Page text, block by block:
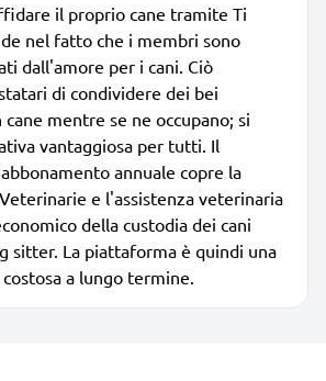
il proprio cane tramite Ti
nel fatto che i membri sono
dall'amore per i cani. Ciò
di condividere dei bei
mentre se ne occupano; si
vantaggiosa per tutti. Il
annuale copre la
e l'assistenza veterinaria
della custodia dei cani
sitter. La piattaforma è quindi una
a lungo termine.